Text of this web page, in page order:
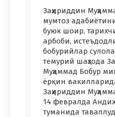
Заҳириддин
мумтоз
буюк шоир,
арбоби,
бобурийлар
темурий шаҳзода
Муҳаммад Бобур
ёрқин
Заҳириддин
14 февралда
туманида